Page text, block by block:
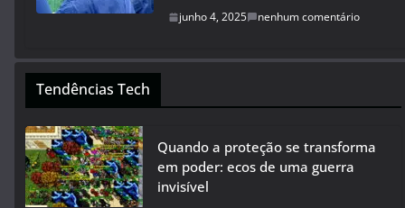
junho 4, 2025 nenhum comentário
Tendências Tech
Quando a proteção se transforma
em poder: ecos de uma guerra
invisível